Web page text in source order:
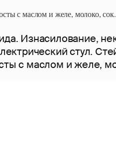
с маслом и желе, молоко, сок.